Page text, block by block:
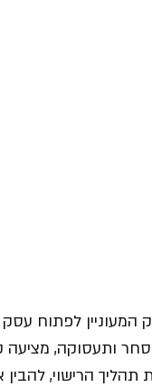
המעוניין לפתוח
ותעסוקה, מציעה
הרישוי,